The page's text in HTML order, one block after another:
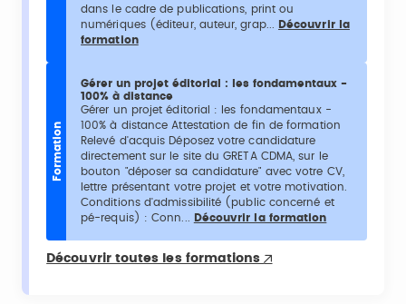
dans le cadre de publications, print ou
numériques (éditeur, auteur, grap...
Découvrir la
formation
Formation
Gérer un projet éditorial : les fondamentaux -
100% à distance
Gérer un projet éditorial : les fondamentaux -
100% à distance Attestation de fin de formation
Relevé d'acquis Déposez votre candidature
directement sur le site du GRETA CDMA, sur le
bouton "déposer sa candidature" avec votre CV,
lettre présentant votre projet et votre motivation.
Conditions d'admissibilité (public concerné et
pé-requis) : Conn...
Découvrir la formation
Découvrir toutes les formations